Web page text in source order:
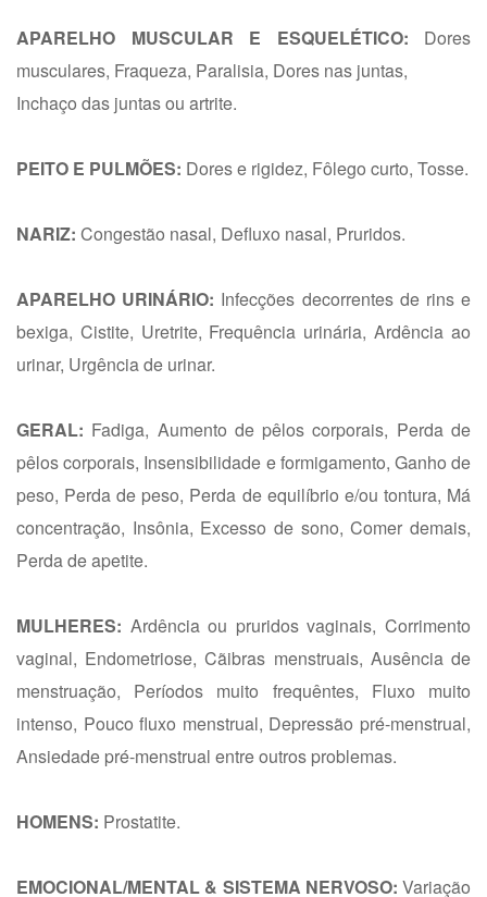
APARELHO MUSCULAR E ESQUELÉTICO: Dores
musculares, Fraqueza, Paralisia, Dores nas juntas,
Inchaço das juntas ou artrite.
PEITO E PULMÕES: Dores e rigidez, Fôlego curto, Tosse.
NARIZ: Congestão nasal, Defluxo nasal, Pruridos.
APARELHO URINÁRIO: Infecções decorrentes de rins e
bexiga, Cistite, Uretrite, Frequência urinária, Ardência ao
urinar, Urgência de urinar.
GERAL: Fadiga, Aumento de pêlos corporais, Perda de
pêlos corporais, Insensibilidade e formigamento, Ganho de
peso, Perda de peso, Perda de equilíbrio e/ou tontura, Má
concentração, Insônia, Excesso de sono, Comer demais,
Perda de apetite.
MULHERES: Ardência ou pruridos vaginais, Corrimento
vaginal, Endometriose, Cãibras menstruais, Ausência de
menstruação, Períodos muito frequêntes, Fluxo muito
intenso, Pouco fluxo menstrual, Depressão pré-menstrual,
Ansiedade pré-menstrual entre outros problemas.
HOMENS: Prostatite.
EMOCIONAL/MENTAL & SISTEMA NERVOSO: Variação